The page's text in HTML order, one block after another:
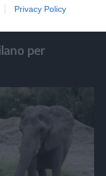
Privacy Policy
per